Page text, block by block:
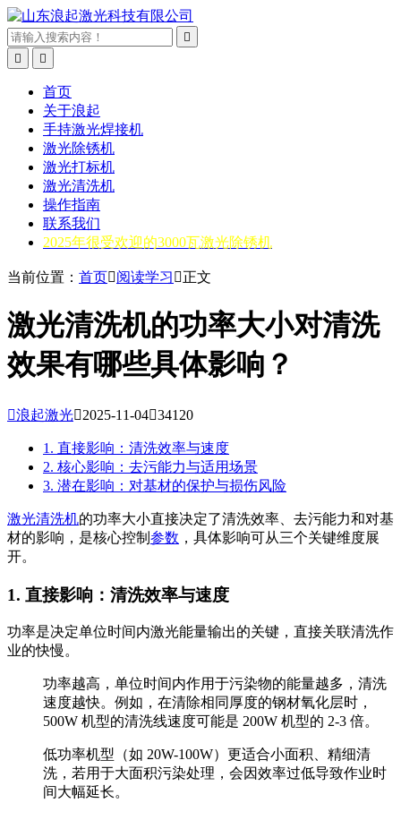



首页
关于浪起
手持激光焊接机
激光除锈机
激光打标机
激光清洗机
操作指南
联系我们
2025年很受欢迎的3000瓦激光除锈机
当前位置： 首页阅读学习 正文
激光清洗机的功率大小对清洗
效果有哪些具体影响？
浪起激光2025-11-0434120
1. 直接影响：清洗效率与速度
2. 核心影响：去污能力与适用场景
3. 潜在影响：对基材的保护与损伤风险
激光清洗机的功率大小直接决定了清洗效率、去污能力和对基
材的影响，是核心控制 参数 ，具体影响可从三个关键维度展
开。
1. 直接影响：清洗效率与速度
功率是决定单位时间内激光能量输出的关键，直接关联清洗作
业的快慢。
功率越高，单位时间内作用于污染物的能量越多，清洗
速度越快。例如，在清除相同厚度的钢材氧化层时，
500W 机型的清洗线速度可能是 200W 机型的 2-3 倍。
低功率机型（如 20W-100W）更适合小面积、精细清
洗，若用于大面积污染处理，会因效率过低导致作业时
间大幅延长。